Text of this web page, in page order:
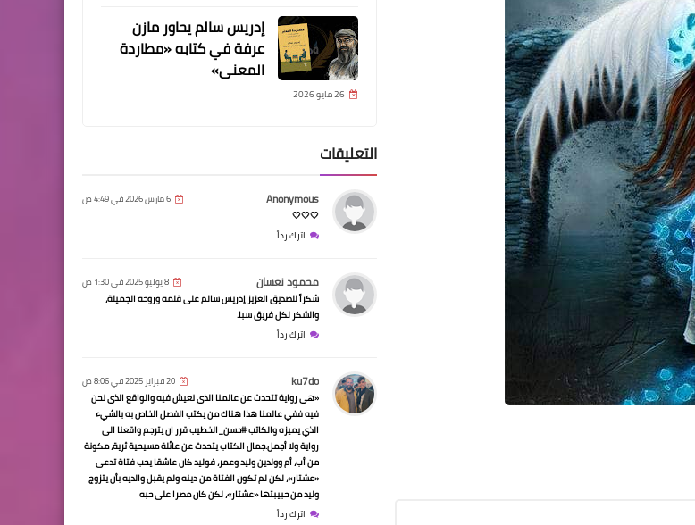
إدريس سالم يحاور مازن
عرفة في كتابه «مطاردة
المعنى»
26 مايو 2026
التعليقات
Anonymous 6 مارس 2026 في 4:49 ص
🤍🤍🤍
اترك رداً
محمود نعسان 8 يوليو 2025 في 1:30 ص
شكراً للصديق العزيز إدريس سالم على قلمه وروحه الجميلة،
والشكر لكل فريق سبا.
اترك رداً
ku7do 20 فبراير 2025 في 8:06 ص
«هي رواية تتحدث عن عالمنا الذي نعيش فيه والواقع الذي نحن
فيه ففي عالمنا هذا هناك من يكتب الفصل الخاص به بالشيء
الذي يميزه والكاتب #حسن_الخطيب قرر ان يترجم واقعنا الى
رواية ولا أجمل.جمال الكتاب يتحدث عن عائلة مسيحية ثرية، مكونة
من أب، أم وولدين وليد وعمر، فوليد كان عاشقا يحب فتاة تدعى
«عشتار»، لكن لم تكون الفتاة من دينه ولم يقبل والديه بأن يتزوج
وليد من حبيبتها «عشتار»، لكن كان مصرا على حبه
اترك رداً